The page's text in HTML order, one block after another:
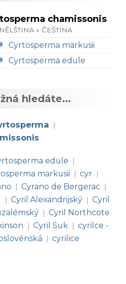
chamissonis
» ČEŠTINA
Cyrtosperma markusii
Cyrtosperma edule
hledáte...
|
edule |
markusii | cyr |
| Cyrano de Bergerac |
| Cyril Alexandrijský | Cyril
| Cyril Northcote
| Cyril Suk | cyrilce -
| cyrilice